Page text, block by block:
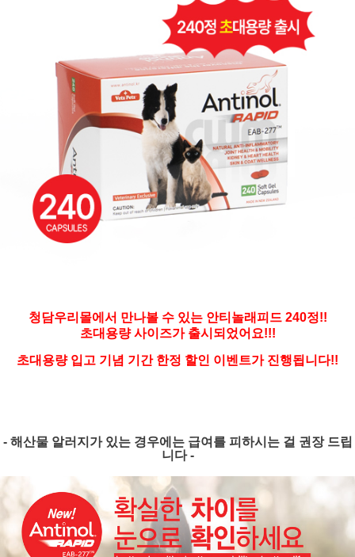
청담우리몰에서 만나볼 수 있는 안티놀래피드 240정!!
초대용량 사이즈가 출시되었어요!!!
초대용량 입고 기념 기간 한정 할인 이벤트가 진행됩니다!!
- 해산물 알러지가 있는 경우에는 급여를 피하시는 걸 권장 드립
니다 -